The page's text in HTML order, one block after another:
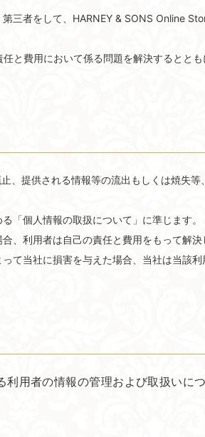
三者をして、HARNEY & SONS Online
と費用において係る問題を解決するとと
、提供される情報等の流出もしくは焼失
「個人情報の取扱について」に準じます。
、利用者は自己の責任と費用をもって解
て当社に損害を与えた場合、当社は当該
用者の情報の管理および取扱いに